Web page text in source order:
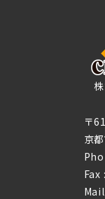
〒
京